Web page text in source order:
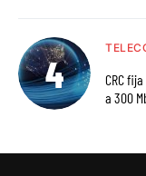
CRC
a 300